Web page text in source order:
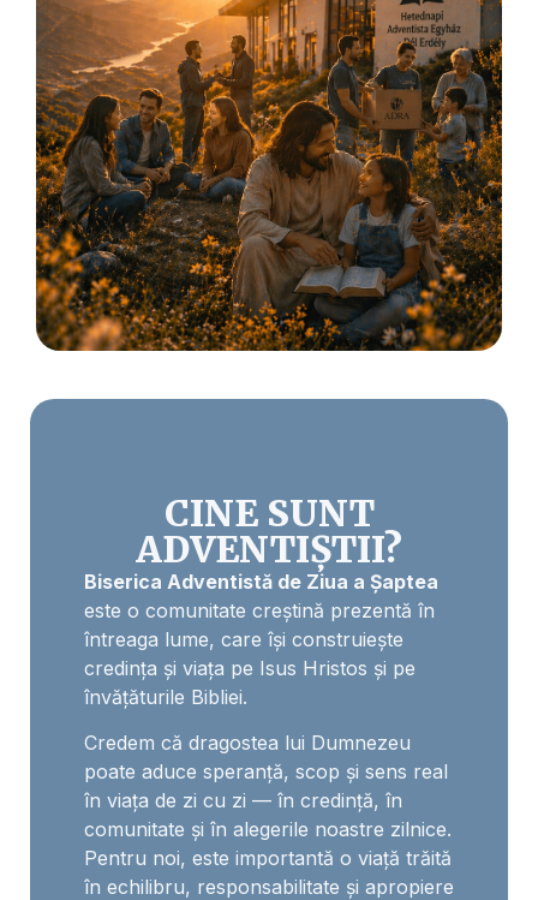
CINE SUNT
ADVENTIȘTII?
Biserica Adventistă de Ziua a Șaptea
este o comunitate creștină prezentă în
întreaga lume, care își construiește
credința și viața pe Isus Hristos și pe
învățăturile Bibliei.
Credem că dragostea lui Dumnezeu
poate aduce speranță, scop și sens real
în viața de zi cu zi — în credință, în
comunitate și în alegerile noastre zilnice.
Pentru noi, este importantă o viață trăită
în echilibru, responsabilitate și apropiere